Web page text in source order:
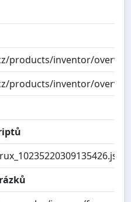
products/inventor/
products/inventor/